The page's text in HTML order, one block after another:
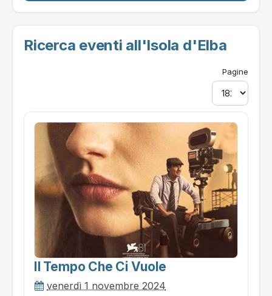
Ricerca eventi all'Isola d'Elba
Pagine
Il Tempo Che Ci Vuole
venerdì 1 novembre 2024